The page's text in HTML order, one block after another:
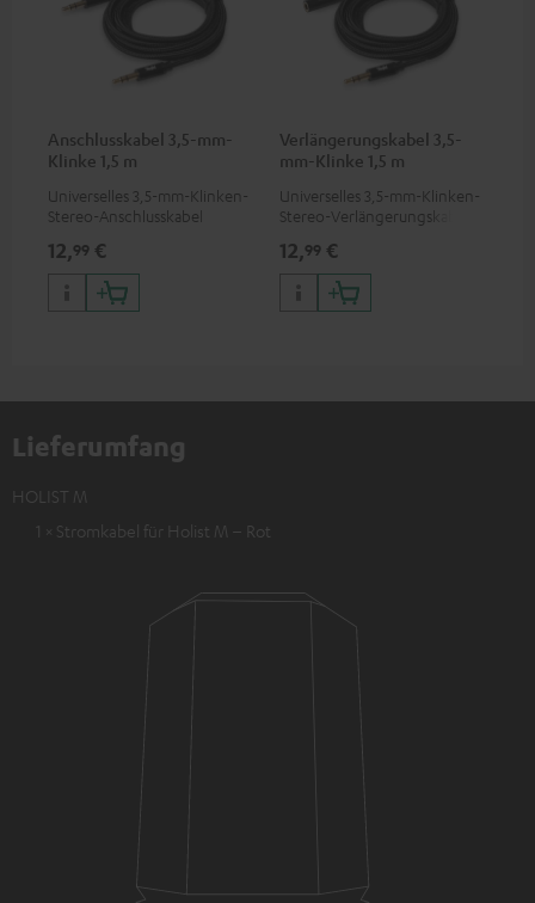
Anschlusskabel 3,5-mm-
Klinke 1,5 m
Universelles 3,5-mm-Klinken-
Stereo-Anschlusskabel
12,99 €
Verlängerungskabel 3,5-
mm-Klinke 1,5 m
Universelles 3,5-mm-Klinken-
Stereo-Verlängerungskabel
12,99 €
Lieferumfang
HOLIST M
1 × Stromkabel für Holist M – Rot